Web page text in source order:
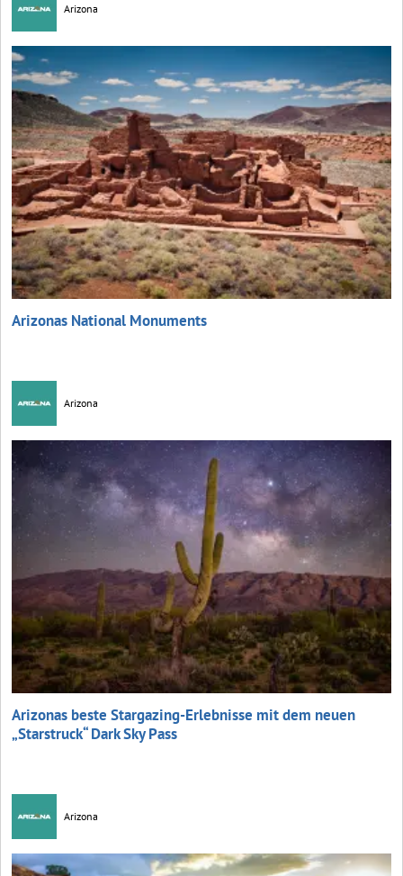
Arizona
Arizonas National Monuments
Arizona
Arizonas beste Stargazing-Erlebnisse mit dem neuen
„Starstruck“ Dark Sky Pass
Arizona